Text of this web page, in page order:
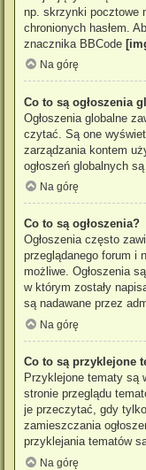
np. skrzynki pocztowe
chronionych hasłem.
znacznika BBCode
Na górę
Co to są ogłoszenia
Ogłoszenia globalne
czytać. Są one
zarządzania kontem
ogłoszeń globalnych
Na górę
Co to są ogłoszenia?
Ogłoszenia często
przeglądanego forum i
możliwe. Ogłoszenia
w którym zostały
są nadawane przez
Na górę
Co to są przyklejone
Przyklejone tematy są
stronie przeglądu
je przeczytać, gdy
zamieszczania
przyklejania tematów
Na górę